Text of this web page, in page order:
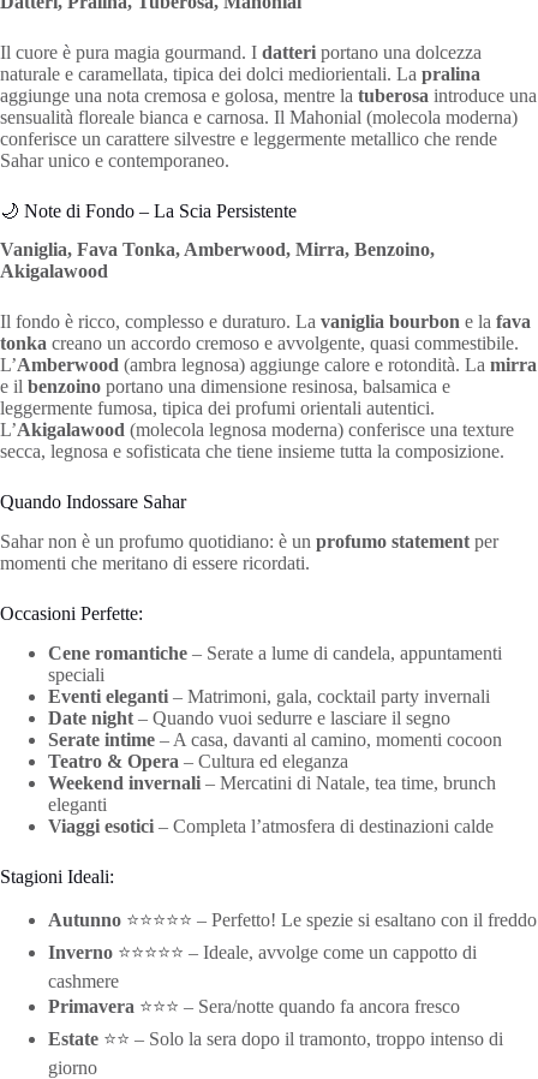
Il cuore è pura magia gourmand. I datteri portano una dolcezza
naturale e caramellata, tipica dei dolci mediorientali. La pralina
aggiunge una nota cremosa e golosa, mentre la tuberosa introduce una
sensualità floreale bianca e carnosa. Il Mahonial (molecola moderna)
conferisce un carattere silvestre e leggermente metallico che rende
Sahar unico e contemporaneo.
🌙 Note di Fondo – La Scia Persistente
Vaniglia, Fava Tonka, Amberwood, Mirra, Benzoino,
Akigalawood
Il fondo è ricco, complesso e duraturo. La vaniglia bourbon e la fava
tonka creano un accordo cremoso e avvolgente, quasi commestibile.
L’Amberwood (ambra legnosa) aggiunge calore e rotondità. La mirra
e il benzoino portano una dimensione resinosa, balsamica e
leggermente fumosa, tipica dei profumi orientali autentici.
L’Akigalawood (molecola legnosa moderna) conferisce una texture
secca, legnosa e sofisticata che tiene insieme tutta la composizione.
Quando Indossare Sahar
Sahar non è un profumo quotidiano: è un profumo statement per
momenti che meritano di essere ricordati.
Occasioni Perfette:
Cene romantiche – Serate a lume di candela, appuntamenti
speciali
Eventi eleganti – Matrimoni, gala, cocktail party invernali
Date night – Quando vuoi sedurre e lasciare il segno
Serate intime – A casa, davanti al camino, momenti cocoon
Teatro & Opera – Cultura ed eleganza
Weekend invernali – Mercatini di Natale, tea time, brunch
eleganti
Viaggi esotici – Completa l’atmosfera di destinazioni calde
Stagioni Ideali:
Autunno ⭐⭐⭐⭐⭐ – Perfetto! Le spezie si esaltano con il freddo
Inverno ⭐⭐⭐⭐⭐ – Ideale, avvolge come un cappotto di
cashmere
Primavera ⭐⭐⭐ – Sera/notte quando fa ancora fresco
Estate ⭐⭐ – Solo la sera dopo il tramonto, troppo intenso di
giorno